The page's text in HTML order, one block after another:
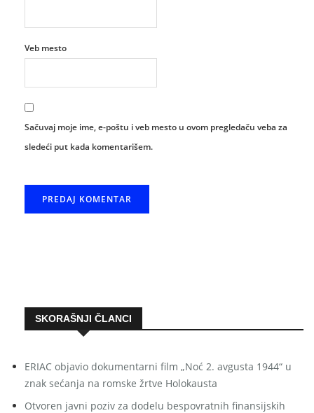
Veb mesto
Sačuvaj moje ime, e-poštu i veb mesto u ovom pregledaču veba za
sledeći put kada komentarišem.
SKORAŠNJI ČLANCI
ERIAC objavio dokumentarni film „Noć 2. avgusta 1944“ u
znak sećanja na romske žrtve Holokausta
Otvoren javni poziv za dodelu bespovratnih finansijskih